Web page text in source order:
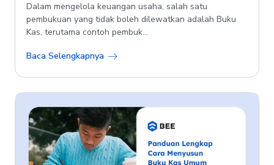
Dalam mengelola keuangan usaha, salah satu
pembukuan yang tidak boleh dilewatkan adalah Buku
Kas, terutama contoh pembuk...
Baca Selengkapnya